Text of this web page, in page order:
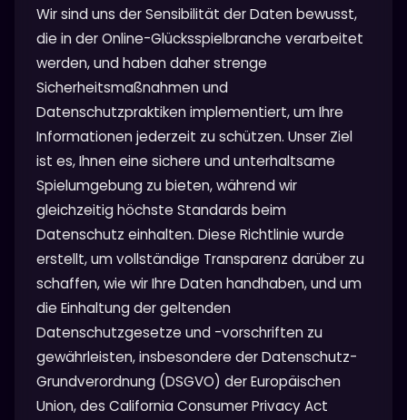
Wir sind uns der Sensibilität der Daten bewusst,
die in der Online-Glücksspielbranche verarbeitet
werden, und haben daher strenge
Sicherheitsmaßnahmen und
Datenschutzpraktiken implementiert, um Ihre
Informationen jederzeit zu schützen. Unser Ziel
ist es, Ihnen eine sichere und unterhaltsame
Spielumgebung zu bieten, während wir
gleichzeitig höchste Standards beim
Datenschutz einhalten. Diese Richtlinie wurde
erstellt, um vollständige Transparenz darüber zu
schaffen, wie wir Ihre Daten handhaben, und um
die Einhaltung der geltenden
Datenschutzgesetze und -vorschriften zu
gewährleisten, insbesondere der Datenschutz-
Grundverordnung (DSGVO) der Europäischen
Union, des California Consumer Privacy Act